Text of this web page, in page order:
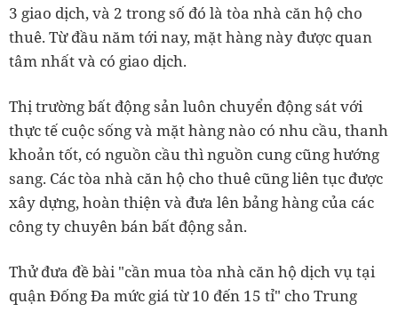
3 giao dịch, và 2 trong số đó là tòa nhà căn hộ cho
thuê. Từ đầu năm tới nay, mặt hàng này được quan
tâm nhất và có giao dịch.
Thị trường bất động sản luôn chuyển động sát với
thực tế cuộc sống và mặt hàng nào có nhu cầu, thanh
khoản tốt, có nguồn cầu thì nguồn cung cũng hướng
sang. Các tòa nhà căn hộ cho thuê cũng liên tục được
xây dựng, hoàn thiện và đưa lên bảng hàng của các
công ty chuyên bán bất động sản.
Thử đưa đề bài "cần mua tòa nhà căn hộ dịch vụ tại
quận Đống Đa mức giá từ 10 đến 15 tỉ" cho Trung